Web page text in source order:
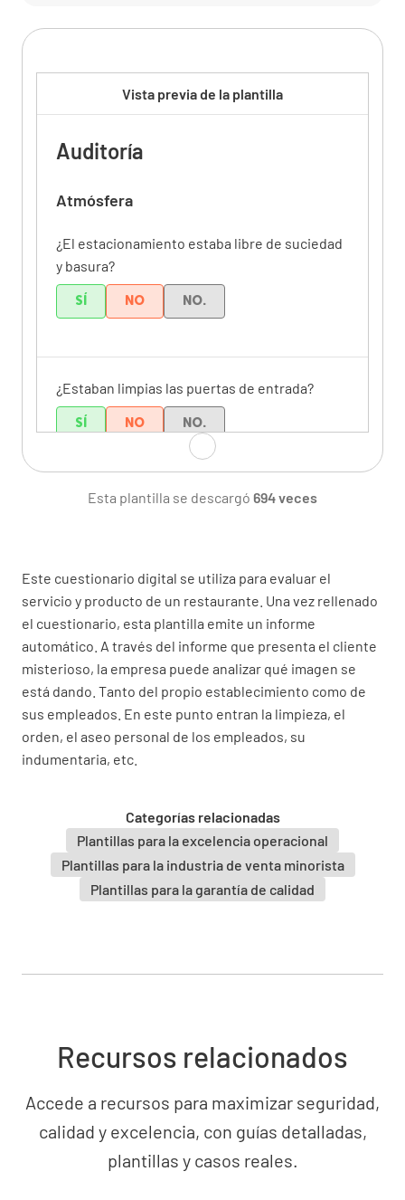
Este cuestionario digital se utiliza para evaluar el
servicio y producto de un restaurante. Una vez rellenado
el cuestionario, esta plantilla emite un informe
automático. A través del informe que presenta el cliente
misterioso, la empresa puede analizar qué imagen se
está dando. Tanto del propio establecimiento como de
sus empleados. En este punto entran la limpieza, el
orden, el aseo personal de los empleados, su
indumentaria, etc.
Categorías relacionadas
Plantillas para la excelencia operacional
Plantillas para la industria de venta minorista
Plantillas para la garantía de calidad
Vista previa de la plantilla
Auditoría
Atmósfera
¿El estacionamiento estaba libre de suciedad
y basura?
SÍ NO NO.
¿Estaban limpias las puertas de entrada?
SÍ NO NO.
¿El vestíbulo y la sala de espera estaban
¿Los baños estaban limpios y equipados con
toallas de papel, jabones y desinfectantes?
SÍ NO NO.
derrames o de suciedad?
NO.
SÍ NO NO.
¿La música de fondo estaba en un nivel
NO.
Esta plantilla se descargó 694 veces
Recursos relacionados
Accede a recursos para maximizar seguridad,
calidad y excelencia, con guías detalladas,
plantillas y casos reales.